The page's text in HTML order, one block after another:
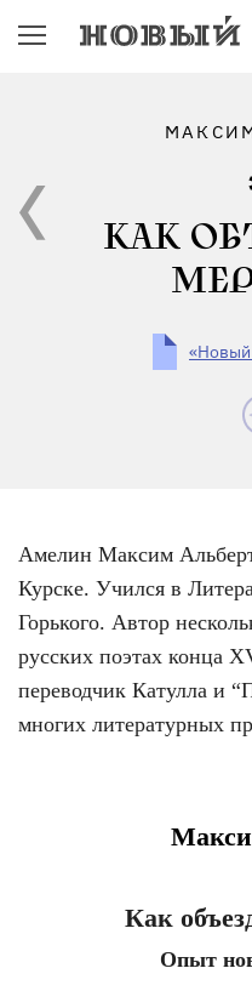
КАК
Амелин Максим
Курске. Учился в
Горького. Автор
русских поэтах конца
переводчик Катулла и
многих литературных
Как
Опыт